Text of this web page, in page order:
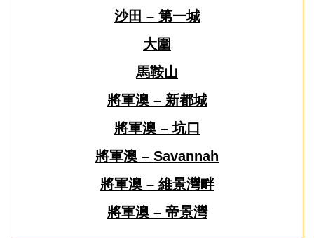
沙田 – 第一城
大圍
馬鞍山
將軍澳 – 新都城
將軍澳 – 坑口
將軍澳 – Savannah
將軍澳 – 維景灣畔
將軍澳 – 帝景灣